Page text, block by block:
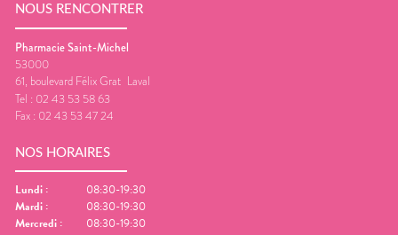
NOUS RENCONTRER
Pharmacie Saint-Michel
53000
61, boulevard Félix Grat Laval
Tel : 02 43 53 58 63
Fax : 02 43 53 47 24
NOS HORAIRES
Lundi :
08:30-19:30
Mardi :
08:30-19:30
Mercredi :
08:30-19:30